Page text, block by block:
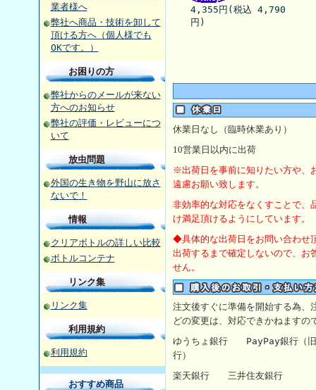
業者様へ
弊社へ商品・技術を卸して
頂ける方へ（個人様でも
OKです。）
お困りの方
弊社からのメールが来ない
方へのお知らせ
弊社の評価・レビューにつ
いて
放虫問題
外国の生き物を野山に放さ
ないで！
情報
クリアボトルの詳しい比較
ボトルコンテナ
リンク集
リンク集
利用規約
利用規約
おすすめ商品
4,355円(税込 4,790
円)
休業日なし（臨時休業あり）
10営業日以内に出荷
※出荷日を事前に知りたい方や、
遠慮お願い致します。
非効率的な対応をなくすことで、
け満足頂けるようにしています。
◆具体的な出荷日をお問い合わせ
出荷するまで確定しないので、お
せん。
注文後すぐに準備を開始する為、
どの変更は、対応できかねますの
ゆうちょ銀行 PayPay銀行（
行）
楽天銀行 三井住友銀行 【